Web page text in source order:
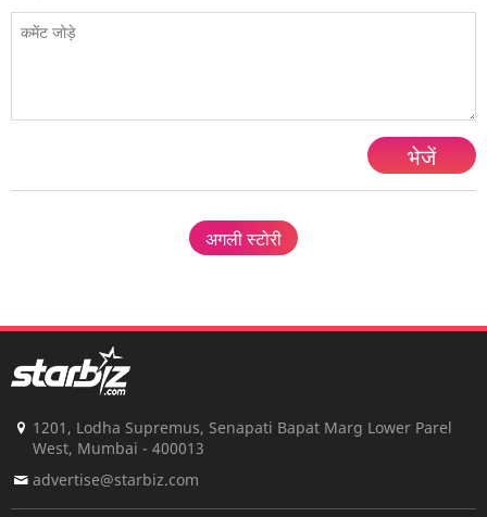
भेजें
अगली स्टोरी
1201, Lodha Supremus, Senapati Bapat Marg Lower Parel
West, Mumbai - 400013
advertise@starbiz.com